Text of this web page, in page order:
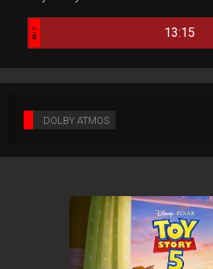
Bio 2 13:15
DOLBY ATMOS